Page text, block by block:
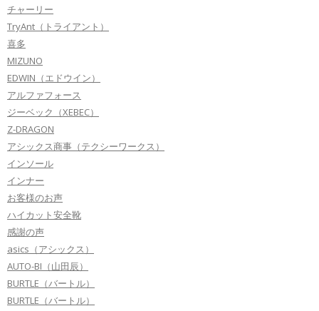
チャーリー
TryAnt（トライアント）
喜多
MIZUNO
EDWIN（エドウイン）
アルファフォース
ジーベック（XEBEC）
Z-DRAGON
アシックス商事（テクシーワークス）
インソール
インナー
お客様のお声
ハイカット安全靴
感謝の声
asics（アシックス）
AUTO-BI（山田辰）
BURTLE（バートル）
BURTLE（バートル）